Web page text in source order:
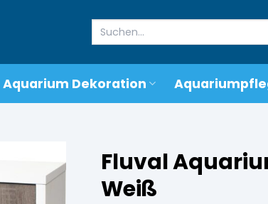
Suchen
nach:
Aquarium Dekoration
Fluval
Weiß